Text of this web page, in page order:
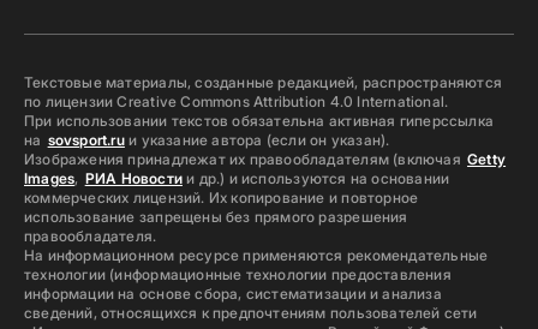
Текстовые материалы, созданные редакцией, распространяются
по лицензии Creative Commons Attribution 4.0 International.
При использовании текстов обязательна активная гиперссылка
на sovsport.ruи указание автора (если он указан).
Изображения принадлежат их правообладателям (включая Getty
Images, РИА Новостии др.) и используются на основании
коммерческих лицензий. Их копирование и повторное
использование запрещены без прямого разрешения
правообладателя.
На информационном ресурсе применяются рекомендательные
технологии (информационные технологии предоставления
информации на основе сбора, систематизации и анализа
сведений, относящихся к предпочтениям пользователей сети